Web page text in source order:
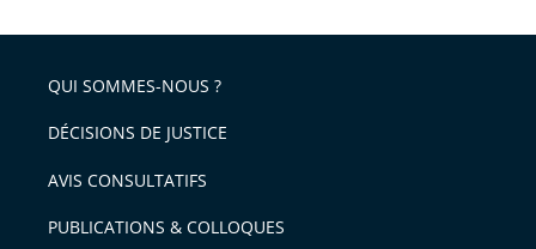
arriver
après
l'article
pour
avant
QUI SOMMES-NOUS ?
DÉCISIONS DE JUSTICE
AVIS CONSULTATIFS
PUBLICATIONS & COLLOQUES